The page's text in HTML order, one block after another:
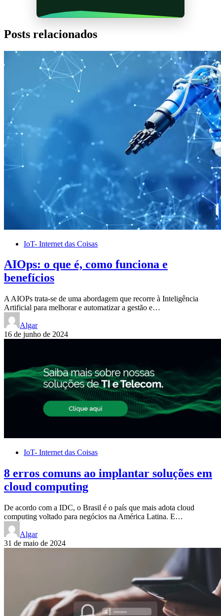
Posts relacionados
IoT- Internet das Coisas
AIOps: o que é, como funciona e
benefícios
A AIOPs trata-se de uma abordagem que recorre à Inteligência
Artificial para melhorar e automatizar a gestão e…
Algar
16 de junho de 2024
IoT- Internet das Coisas
8 erros comuns ao implantar soluções em
cloud computing
De acordo com a IDC, o Brasil é o país que mais adota cloud
computing voltado para negócios na América Latina. E…
Algar
31 de maio de 2024